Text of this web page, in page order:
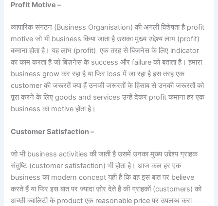
Profit Motive –
व्यापारिक संगठन (Business Organisation) की अगली विशेषता है profit
motive जो भी business किया जाता है उसका मुख्य उद्देश्य लाभ (profit)
कमाना होता है। यह लाभ (profit) एक तरह से बिज़नेस के लिए indicator
का काम करता है जो बिज़नेस के success और failure को बताता है। हमारा
business grow कर रहा है या फिर loss में जा रहा है इस तरह एक
customer की जरूरतें क्या हैं उनकी जरूरतों के हिसाब से उनकी जरूरतों को
पूरा करने के लिए goods and services उन्हें देकर profit कमाना हर एक
business का motive होता है।
Customer Satisfaction –
जो भी business activities की जाती है उसमें उनका मुख्य उद्देश्य ग्राहक
संतुष्टि (customer satisfaction) भी होता है। आज कल हर एक
business का modern concept यही है कि वह इस बात पर believe
करते हैं या फिर इस बात पर ज्यादा ज़ोर देते हैं की ग्राहकों (customers) को
अच्छी क्वालिटी के product एक reasonable price पर उपलब्ध करा